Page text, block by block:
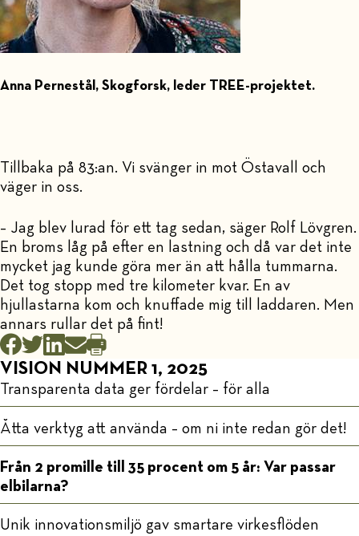
Anna Pernestål, Skogforsk, leder TREE-projektet.
Tillbaka på 83:an. Vi svänger in mot Östavall och
väger in oss.
– Jag blev lurad för ett tag sedan, säger Rolf Lövgren.
En broms låg på efter en lastning och då var det inte
mycket jag kunde göra mer än att hålla tummarna.
Det tog stopp med tre kilometer kvar. En av
hjullastarna kom och knuffade mig till laddaren. Men
annars rullar det på fint!
VISION NUMMER 1, 2025
Transparenta data ger fördelar – för alla
Åtta verktyg att använda – om ni inte redan gör det!
Från 2 promille till 35 procent om 5 år: Var passar
elbilarna?
Unik innovationsmiljö gav smartare virkesflöden